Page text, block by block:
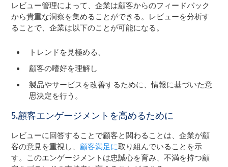
レビュー管理によって、企業は顧客からのフィードバック
から貴重な洞察を集めることができる。レビューを分析す
ることで、企業は以下のことが可能になる。
トレンドを見極める、
顧客の嗜好を理解し
製品やサービスを改善するために、情報に基づいた意
思決定を行う。
5.顧客エンゲージメントを高めるために
レビューに回答することで顧客と関わることは、企業が顧
客の意見を重視し、 顧客満足に取り組んでいることを示
す。このエンゲージメントは忠誠心を育み、不満を持つ顧